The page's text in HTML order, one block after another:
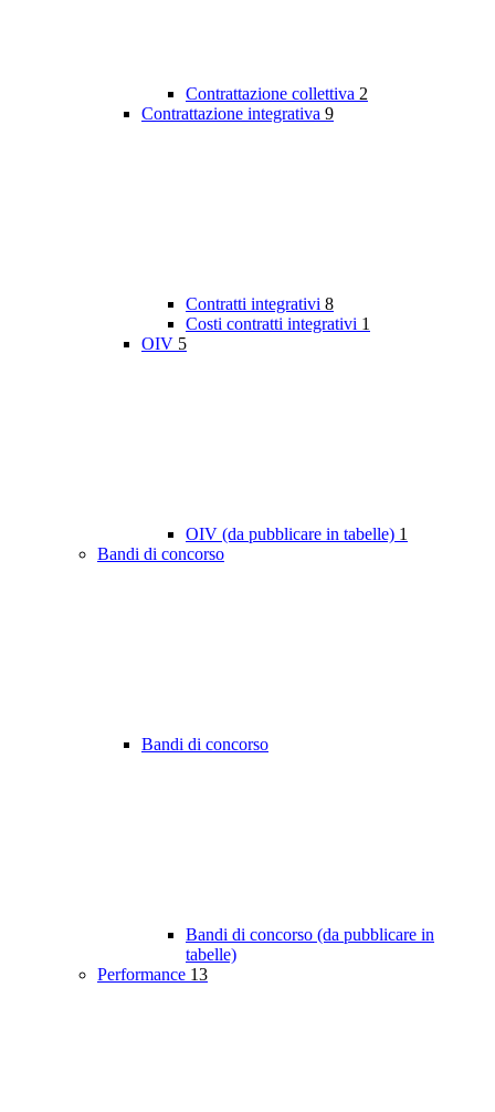
Contrattazione collettiva 2
Contrattazione integrativa 9
Contratti integrativi 8
Costi contratti integrativi 1
OIV 5
OIV (da pubblicare in tabelle) 1
Bandi di concorso
Bandi di concorso
Bandi di concorso (da pubblicare in
tabelle)
Performance 13